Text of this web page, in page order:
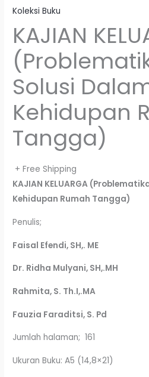
Koleksi Buku
KAJIAN
Solusi
Kehidupan
Tangga)
+ Free Shipping
KAJIAN KELUARGA
Kehidupan Rumah Tangga)
Penulis;
Faisal Efendi, SH,. ME
Dr. Ridha Mulyani, SH,.MH
Rahmita, S. Th.I,.MA
Fauzia Faraditsi, S. Pd
Jumlah halaman; 161
Ukuran Buku: A5 (14,8×21)